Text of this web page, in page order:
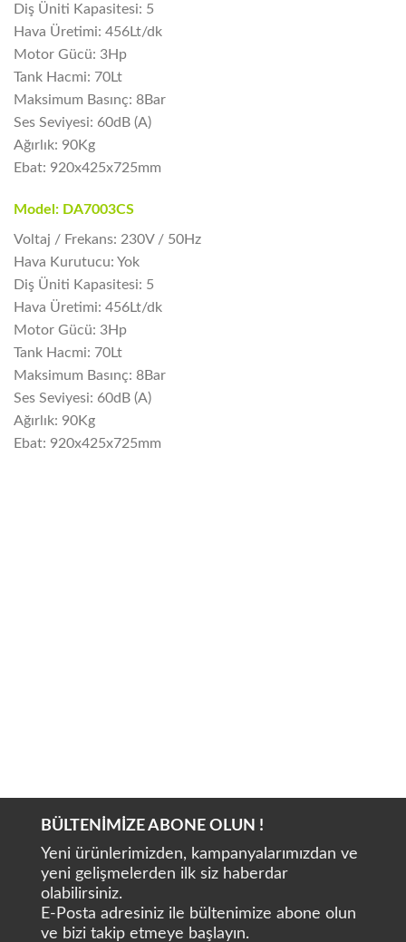
Diş Üniti Kapasitesi: 5
Hava Üretimi: 456Lt/dk
Motor Gücü: 3Hp
Tank Hacmi: 70Lt
Maksimum Basınç: 8Bar
Ses Seviyesi: 60dB (A)
Ağırlık: 90Kg
Ebat: 920x425x725mm
Model: DA7003CS
Voltaj / Frekans: 230V / 50Hz
Hava Kurutucu: Yok
Diş Üniti Kapasitesi: 5
Hava Üretimi: 456Lt/dk
Motor Gücü: 3Hp
Tank Hacmi: 70Lt
Maksimum Basınç: 8Bar
Ses Seviyesi: 60dB (A)
Ağırlık: 90Kg
Ebat: 920x425x725mm
BÜLTENİMİZE ABONE OLUN !
Yeni ürünlerimizden, kampanyalarımızdan ve
yeni gelişmelerden ilk siz haberdar
olabilirsiniz.
E-Posta adresiniz ile bültenimize abone olun
ve bizi takip etmeye başlayın.